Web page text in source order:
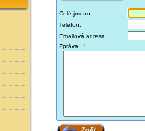
Celé jméno:
Telefon:
Emailová adresa:
Zpráva: *